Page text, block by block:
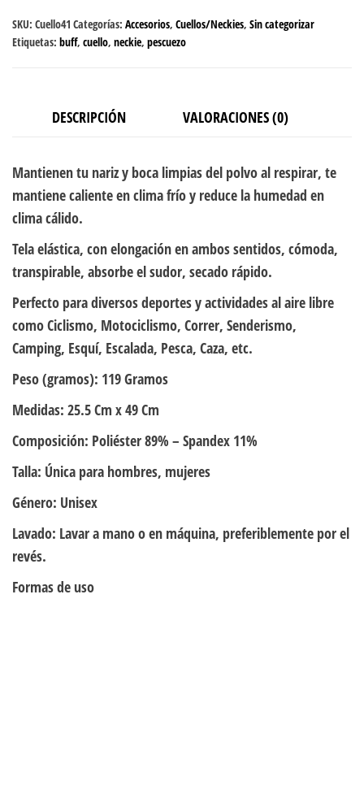
SKU: Cuello41 Categorías: Accesorios, Cuellos/Neckies, Sin categorizar
Etiquetas: buff, cuello, neckie, pescuezo
DESCRIPCIÓN VALORACIONES (0)
Mantienen tu nariz y boca limpias del polvo al respirar, te
mantiene caliente en clima frío y reduce la humedad en
clima cálido.
Tela elástica, con elongación en ambos sentidos, cómoda,
transpirable, absorbe el sudor, secado rápido.
Perfecto para diversos deportes y actividades al aire libre
como Ciclismo, Motociclismo, Correr, Senderismo,
Camping, Esquí, Escalada, Pesca, Caza, etc.
Peso (gramos): 119 Gramos
Medidas: 25.5 Cm x 49 Cm
Composición: Poliéster 89% – Spandex 11%
Talla: Única para hombres, mujeres
Género: Unisex
Lavado: Lavar a mano o en máquina, preferiblemente por el
revés.
Formas de uso